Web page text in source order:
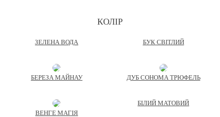
КОЛІР
ЗЕЛЕНА ВОДА БУК СВІТЛИЙ
БЕРЕЗА МАЙНАУ ДУБ СОНОМА ТРЮФЕЛЬ
ВЕНГЕ МАГІЯ
БІЛИЙ МАТОВИЙ